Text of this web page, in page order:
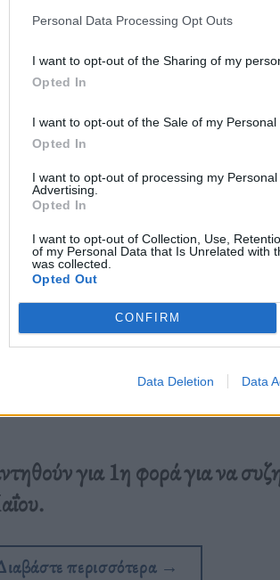
Personal Data Processing Opt Outs
I want to opt-out of the Sharing of my
Opted In
I want to opt-out of the Sale of my Personal
Opted In
I want to opt-out of processing my
Advertising.
Opted In
I want to opt-out of Collection, Use,
of my Personal Data that Is Unrelated with
was collected.
Opted Out
CONFIRM
Data Deletion Data
για 1η φορά για να
περισσότερα →